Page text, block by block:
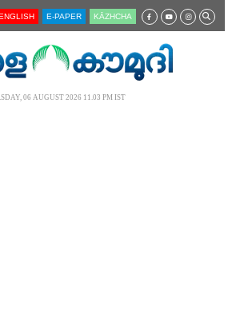
E-PAPER KĀZHCHA
06 AUGUST 2026 11.03 PM IST